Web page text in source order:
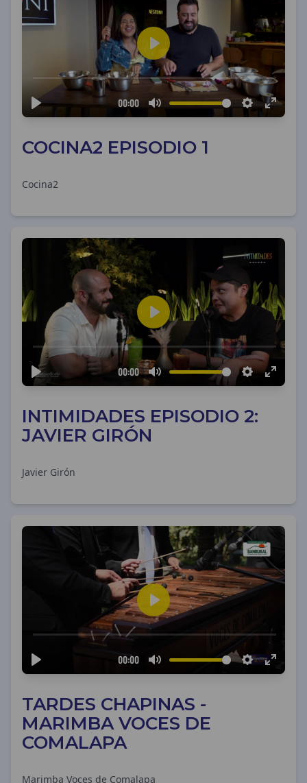
COCINA2 EPISODIO 1
Cocina2
INTIMIDADES EPISODIO 2:
JAVIER GIRÓN
Javier Girón
TARDES CHAPINAS -
MARIMBA VOCES DE
COMALAPA
Marimba Voces de Comalapa